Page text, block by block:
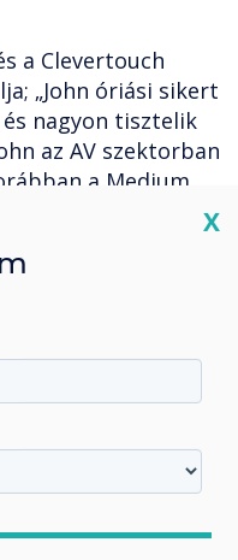
a Clevertouch
„John óriási sikert
nagyon tisztelik
az AV szektorban
a Medium
az USL AV-vel
ki
sikeres stratégiát
Biztos
régió John
lesz, és
mondunk
kezdődik.
X